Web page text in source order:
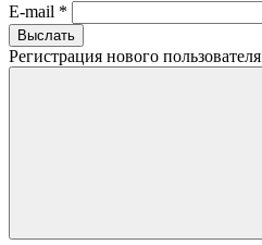
E-mail *
Выслать
Регистрация нового пользователя